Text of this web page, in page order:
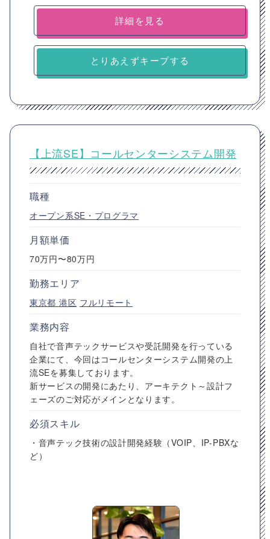
詳細を見る
とりあえずキープする
【上流SE】コールセンターシステム開発
職種
オープン系SE・プログラマ
月額単価
70万円〜80万円
勤務エリア
東京都 港区 フルリモート
業務内容
自社で音声テックサービスや受託開発を行っている
企業にて、今回はコールセンターシステム開発の上
流SEを募集しております。
新サービスの開発にあたり、アーキテクト～設計フ
ェーズのご対応がメインとなります。
必須スキル
・音声テック技術の設計開発経験（VOIP、IP-PBXな
ど）